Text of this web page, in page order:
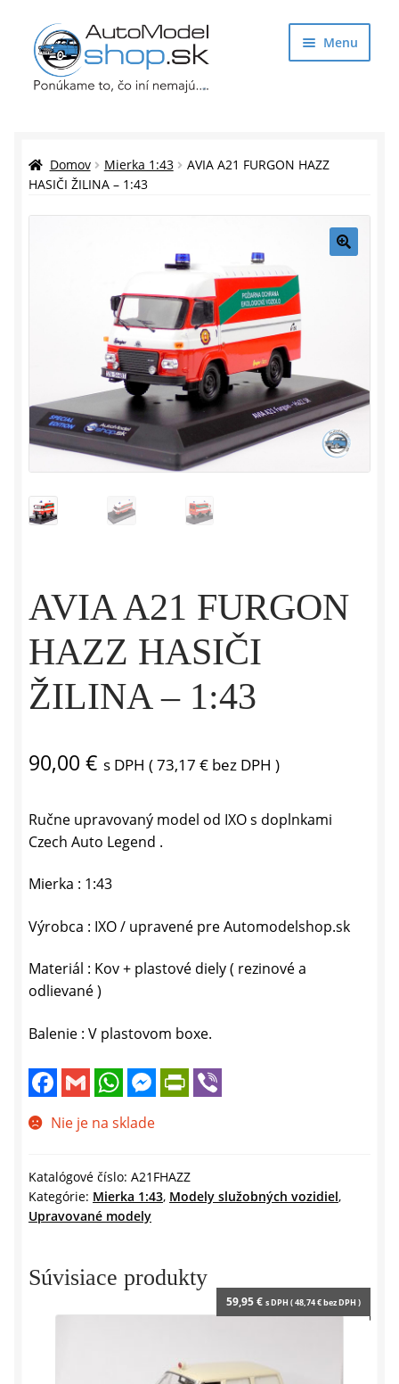
Preskočiť
na
navigáciu
Preskočiť
na
obsah
Menu
Auto Modely
Doplnky pre modelárov
menu
Darčekové predmety
Rozbaliť
Domov Mierka 1:43
AVIA A21 FURGON HAZZ
HASIČI ŽILINA – 1:43
AVIA A21 FURGON
HAZZ HASIČI
ŽILINA – 1:43
90,00 € s DPH (73,17 € bez DPH )
Ručne upravovaný model od IXO s doplnkami
Czech Auto Legend .
Mierka : 1:43
Výrobca : IXO / upravené pre Automodelshop.sk
Materiál : Kov + plastové diely ( rezinové a
odlievané )
Balenie : V plastovom boxe.
e
b
k
G
m
i
l
W
t
s
p
M
e
r
i
e
n
Nie je na sklade
Katalógové číslo: A21FHAZZ
Kategórie: Mierka 1:43, Modely služobných vozidiel,
Upravované modely
Súvisiace produkty
59,95€ s DPH (48,74€bez DPH )